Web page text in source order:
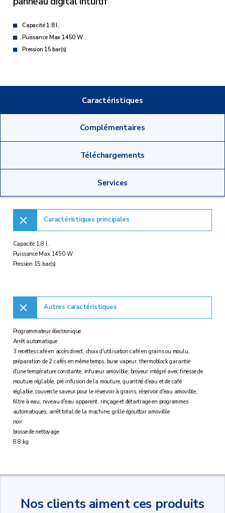
Capacité 1.8 l.
Puissance Max 1450 W
Pression 15 bar(s)
Caractéristiques
Complémentaires
Téléchargements
Services
Caractéristiques principales
Capacité 1.8 l.
Puissance Max 1450 W
Pression 15 bar(s)
Autres caractéristiques
Programmateur électronique
Arrêt automatique
3 recettes café en accès direct, choix d'utilisation café en grains ou moulu,
préparation de 2 cafés en même temps, buse vapeur, thermoblock garantie
d'une température constante, infuseur amovible, broyeur intégré avec finesse de
mouture réglable, pré infusion de la mouture, quantité d'eau et de café
réglable, couvercle saveur pour le réservoir à grains, réservoir d'eau amovible,
filtre à eau, niveau d'eau apparent, rinçage et détartrage en programmes
automatiques, arrêt total de la machine, grille égouttoir amovible
noir
brosse de nettoyage
8.8 kg
Nos clients aiment ces produits